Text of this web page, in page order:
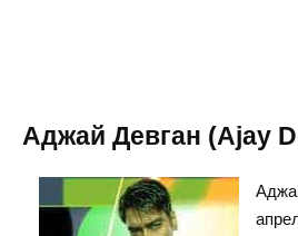
Аджай Девган (Ajay